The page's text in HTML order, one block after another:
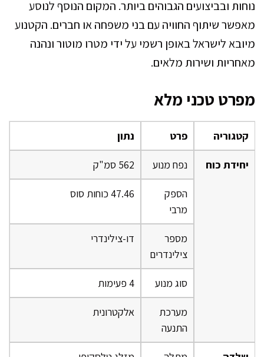
נוחות ובביצועים הגבוהים ביותר. המקום הנוסף לנוסע
מאפשר שיתוף החוויה עם בני משפחה או חברים. הקטנוע
מיובא לישראל באופן רשמי על ידי מטרו מוטור ונהנה
מאחריות ושירות מלאים.
מפרט טכני מלא
קטגוריה פרט נתון
יחידת כוח נפח מנוע 562 סמ"ק
הספק
מרבי
47.46 כוחות סוס
מספר
צילינדרים
דו-צילינדרי
סוג מנוע 4 פעימות
מערכת
התנעה
אלקטרונית